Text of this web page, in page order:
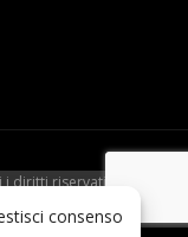
diritti riservati. P.Iva
consenso